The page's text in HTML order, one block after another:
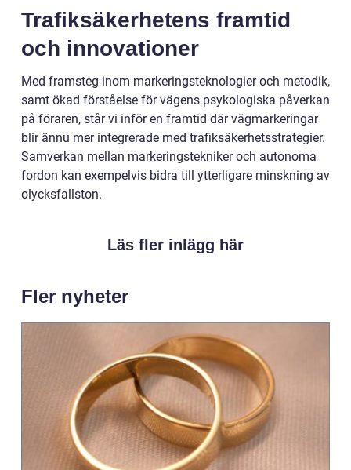
Trafiksäkerhetens framtid
och innovationer
Med framsteg inom markeringsteknologier och metodik,
samt ökad förståelse för vägens psykologiska påverkan
på föraren, står vi inför en framtid där vägmarkeringar
blir ännu mer integrerade med trafiksäkerhetsstrategier.
Samverkan mellan markeringstekniker och autonoma
fordon kan exempelvis bidra till ytterligare minskning av
olycksfallston.
Läs fler inlägg här
Fler nyheter